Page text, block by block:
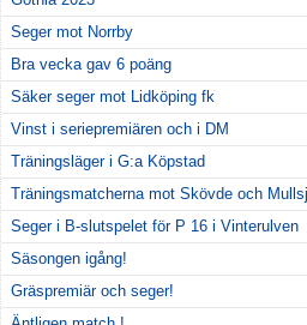
Seger mot Norrby
Bra vecka gav 6 poäng
Säker seger mot Lidköping fk
Vinst i seriepremiären och i DM
Träningsläger i G:a Köpstad
Träningsmatcherna mot Skövde och
Seger i B-slutspelet för P 16 i Vinterulven
Säsongen igång!
Gräspremiär och seger!